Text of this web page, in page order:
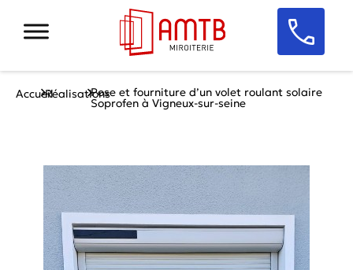
AccueilRéalisationsPose et fourniture d’un volet roulant solaire
Soprofen à Vigneux-sur-seine